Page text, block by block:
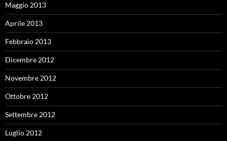
Maggio 2013
Aprile 2013
Febbraio 2013
Dicembre 2012
Novembre 2012
Ottobre 2012
Settembre 2012
Luglio 2012